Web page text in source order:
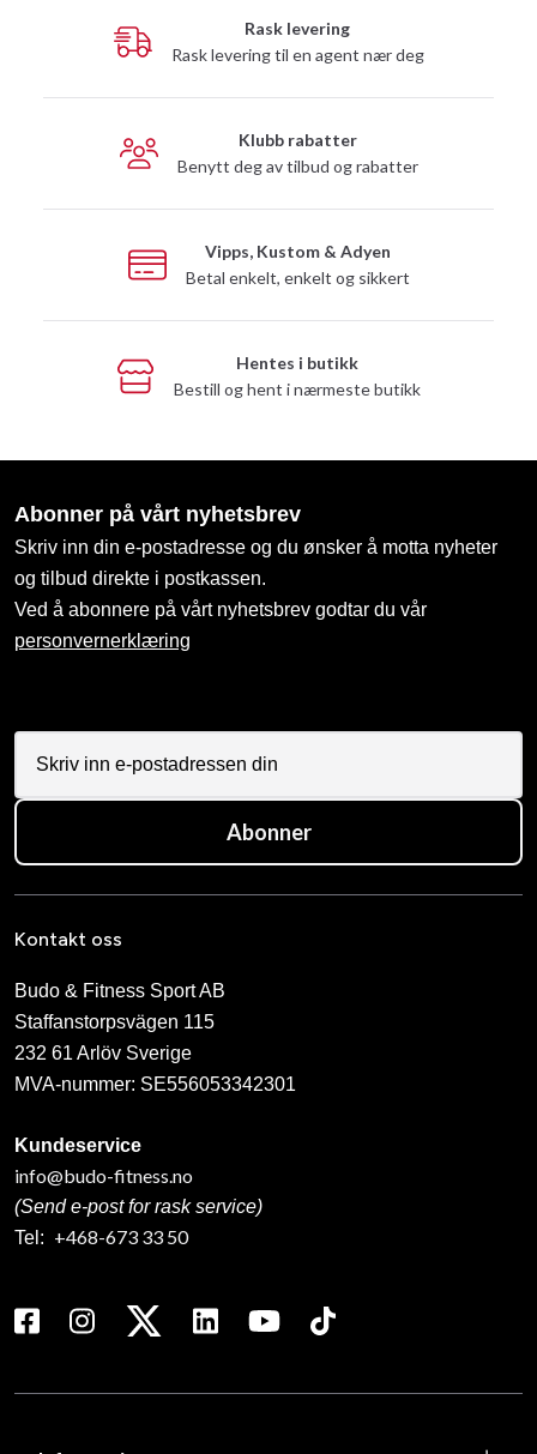
Rask levering
Rask levering til en agent nær deg
Klubb rabatter
Benytt deg av tilbud og rabatter
Vipps, Kustom & Adyen
Betal enkelt, enkelt og sikkert
Hentes i butikk
Bestill og hent i nærmeste butikk
Abonner på vårt nyhetsbrev
Skriv inn din e-postadresse og du ønsker å motta nyheter
og tilbud direkte i postkassen.
Ved å abonnere på vårt nyhetsbrev godtar du vår
personvernerklæring
Abonner
Kontakt oss
Budo & Fitness Sport AB
Staffanstorpsvägen 115
232 61 Arlöv Sverige
MVA-nummer: SE556053342301
Kundeservice
info@budo-fitness.no
(Send e-post for rask service)
Tel: +468-673 33 50